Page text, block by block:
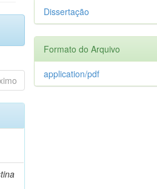
Dissertação
Formato do Arquivo
application/pdf